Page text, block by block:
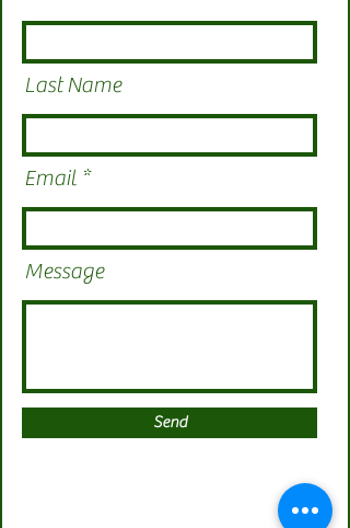
Last Name
Email
Message
Send